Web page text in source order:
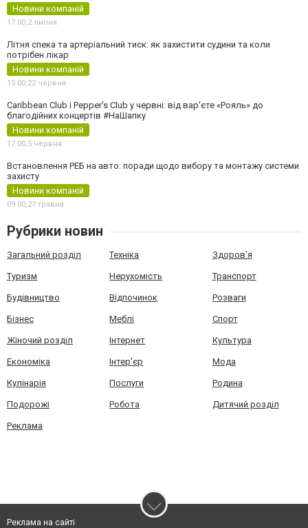
Новини компаній
17:00,2 липня
Літня спека та артеріальний тиск: як захистити судини та коли
потрібен лікар
Новини компаній
15:00,22 червня
Caribbean Club і Pepper's Club у червні: від вар'єте «Рояль» до
благодійних концертів #НаШапку
Новини компаній
17:00,5 червня
Встановлення РЕБ на авто: поради щодо вибору та монтажу системи
захисту
Новини компаній
09:00,27 травня
Рубрики новин
Загальний розділ Техніка Здоров'я
Туризм Нерухомість Транспорт
Будівництво Відпочинок Розваги
Бізнес Меблі Спорт
Жіночий розділ Інтернет Культура
Економіка Інтер'єр Мода
Кулінарія Послуги Родина
Подорожі Робота Дитячий розділ
Реклама
Реклама на сайті